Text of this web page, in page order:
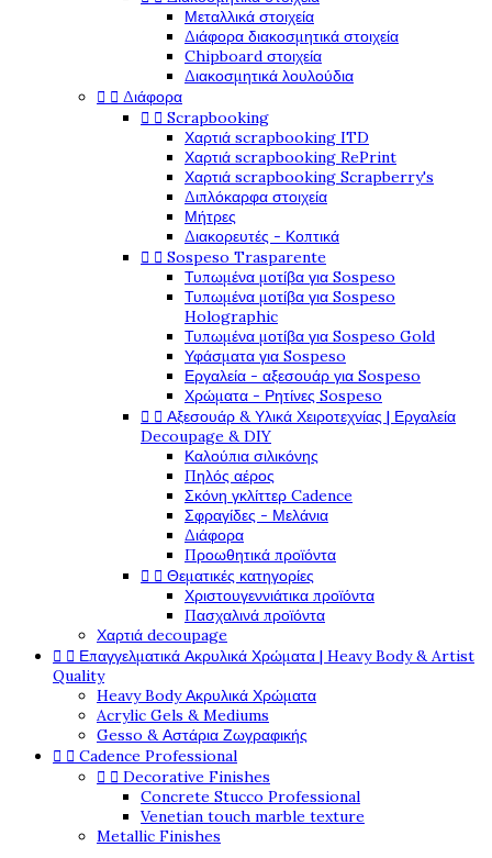
Μεταλλικά στοιχεία
Διάφορα διακοσμητικά στοιχεία
Chipboard στοιχεία
Διακοσμητικά λουλούδια
  Διάφορα
  Scrapbooking
Χαρτιά scrapbooking ITD
Χαρτιά scrapbooking RePrint
Χαρτιά scrapbooking Scrapberry's
Διπλόκαρφα στοιχεία
Μήτρες
Διακορευτές - Κοπτικά
  Sospeso Trasparente
Τυπωμένα μοτίβα για Sospeso
Τυπωμένα μοτίβα για Sospeso
Holographic
Τυπωμένα μοτίβα για Sospeso Gold
Υφάσματα για Sospeso
Εργαλεία - αξεσουάρ για Sospeso
Χρώματα - Ρητίνες Sospeso
  Αξεσουάρ & Υλικά Χειροτεχνίας | Εργαλεία
Decoupage & DIY
Καλούπια σιλικόνης
Πηλός αέρος
Σκόνη γκλίττερ Cadence
Σφραγίδες - Μελάνια
Διάφορα
Προωθητικά προϊόντα
  Θεματικές κατηγορίες
Χριστουγεννιάτικα προϊόντα
Πασχαλινά προϊόντα
Χαρτιά decoupage
  Επαγγελματικά Ακρυλικά Χρώματα | Heavy Body & Artist
Quality
Heavy Body Ακρυλικά Χρώματα
Acrylic Gels & Mediums
Gesso & Αστάρια Ζωγραφικής
  Cadence Professional
  Decorative Finishes
Concrete Stucco Professional
Venetian touch marble texture
Metallic Finishes